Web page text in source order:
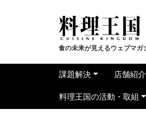
食の未来が見えるウェブマガ
課題解決 店舗紹介
料理王国の活動・取組